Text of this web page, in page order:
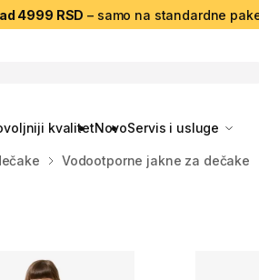
4999 RSD – samo na standardne
kvalitetNovoServis i usluge
Vodootporne jakne za dečake